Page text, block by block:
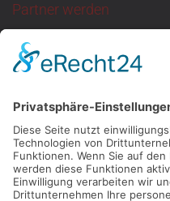
Partner werden
Sie suchen eine
ganzjährige Anlaufstelle
mit neutraler Atmosphäre?
Dann melden Sie
sich bei uns!
KONTAKT